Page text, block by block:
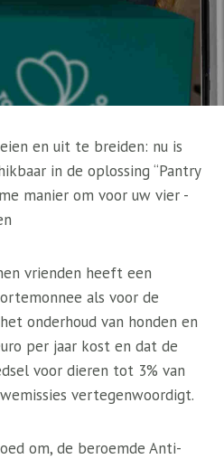
en uit te breiden: nu is
in de oplossing “Pantry
manier om voor uw vier -
vrienden heeft een
als voor de
onderhoud van honden en
per jaar kost en dat de
voor dieren tot 3% van
vertegenwoordigt.
om, de beroemde Anti-